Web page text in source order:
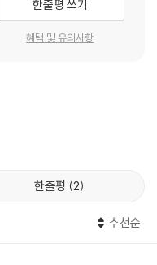
신경기능의학은 각각의 영
신경기능의학에 현대 의학
켰다. ‘C+SMART 치료
를 똑똑하게 하자는 의미도
, 생각, 독소 등 5가지 질병
학의 치료법을 보완하여 뿌
해 SMART라 명명하고, 현대
한줄평 쓰기
혜택 및 유의사항
한줄평 2
추천순